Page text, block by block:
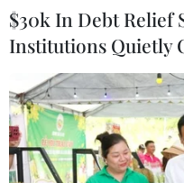
Chứng khoán
trong chiều 21/7
$30k In Debt Relief
Institutions Quietly